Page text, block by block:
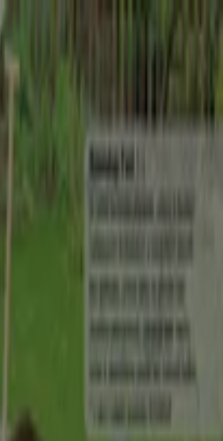
Záhrada
Auto, Moto a
- Zľavy,